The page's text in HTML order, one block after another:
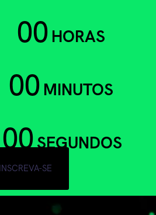
00 HORAS
00 MINUTOS
00SEGUNDOS
INSCREVA-SE